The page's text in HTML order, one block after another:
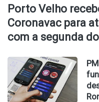
Porto Velho
Coronavac para
com a segunda